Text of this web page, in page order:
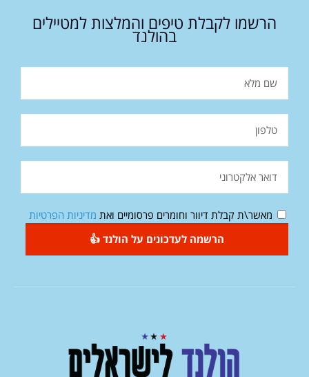
הרשמו לקבלת טיפים והמלצות למטיילים
בהולנד
מאשר\ת קבלת דיוור וחומרים פרסומיים ואת מדיניות הפרטיות
הרשמה לעדכונים על הולנד 👍